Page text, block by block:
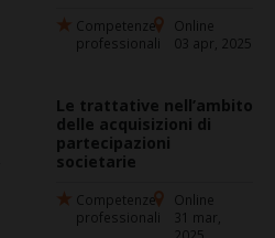
Competenze
professionali
Online
03 apr, 2025
Le trattative nell’ambito
delle acquisizioni di
partecipazioni
societarie
Competenze
professionali
Online
31 mar,